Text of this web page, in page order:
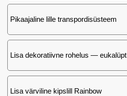
Pikaajaline lille transpordisüsteem
Lisa dekoratiivne rohelus — eukalüpt
Lisa värviline kipslill Rainbow